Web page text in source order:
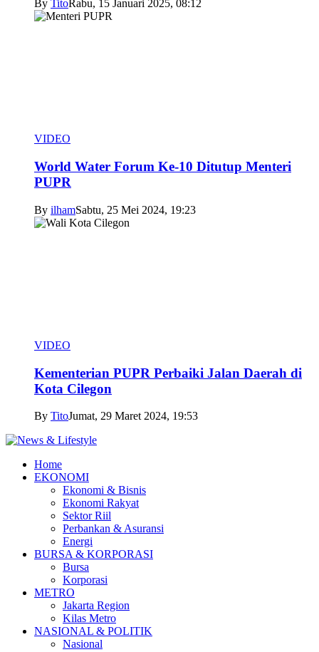
By TitoRabu, 15 Januari 2025, 08:12
VIDEO
World Water Forum Ke-10 Ditutup Menteri
PUPR
By ilhamSabtu, 25 Mei 2024, 19:23
VIDEO
Kementerian PUPR Perbaiki Jalan Daerah di
Kota Cilegon
By TitoJumat, 29 Maret 2024, 19:53
Home
EKONOMI
Ekonomi & Bisnis
Ekonomi Rakyat
Sektor Riil
Perbankan & Asuransi
Energi
BURSA & KORPORASI
Bursa
Korporasi
METRO
Jakarta Region
Kilas Metro
NASIONAL & POLITIK
Nasional